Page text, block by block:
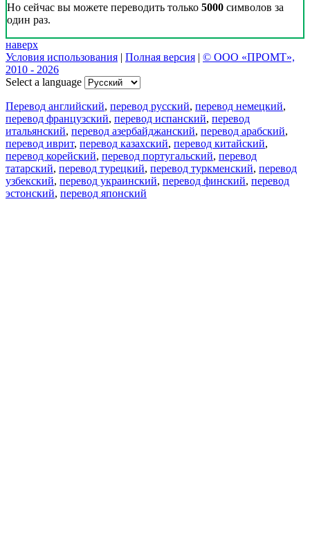
Но сейчас вы можете переводить только 5000 символов за
один раз.
наверх
Условия использования | Полная версия | © ООО «ПРОМТ»,
2010 - 2026
Select a language
Перевод английский, перевод русский, перевод немецкий,
перевод французский, перевод испанский, перевод
итальянский, перевод азербайджанский, перевод арабский,
перевод иврит, перевод казахский, перевод китайский,
перевод корейский, перевод португальский, перевод
татарский, перевод турецкий, перевод туркменский, перевод
узбекский, перевод украинский, перевод финский, перевод
эстонский, перевод японский